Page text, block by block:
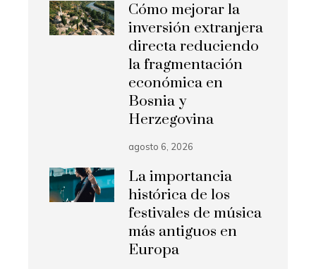
Cómo mejorar la
inversión extranjera
directa reduciendo
la fragmentación
económica en
Bosnia y
Herzegovina
agosto 6, 2026
La importancia
histórica de los
festivales de música
más antiguos en
Europa